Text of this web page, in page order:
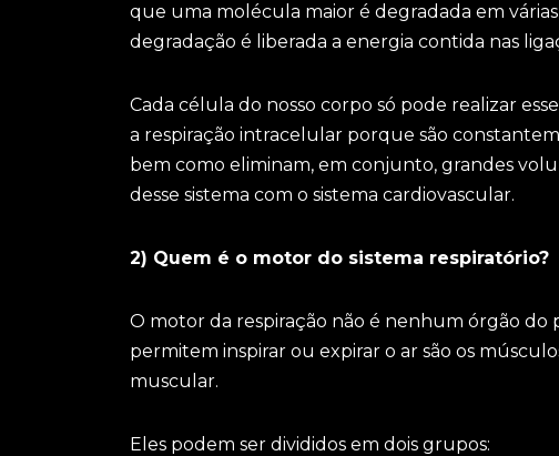
que uma molécula maior é degradada em
degradação é liberada a energia contida nas
Cada célula do nosso corpo só pode realizar
a respiração intracelular porque são
bem como eliminam, em conjunto, grandes
desse sistema com o sistema cardiovascular.
2) Quem é o motor do sistema respiratório?
O motor da respiração não é nenhum órgão do
permitem inspirar ou expirar o ar são os
muscular.
Eles podem ser divididos em dois grupos: